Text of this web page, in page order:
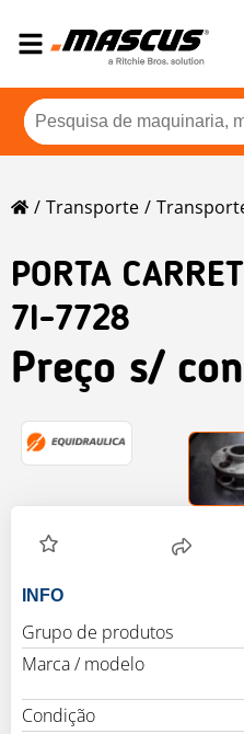
Transporte
PORTA
7I-7728
Preço s/
INFO
Grupo de produtos
Marca / modelo
Condição